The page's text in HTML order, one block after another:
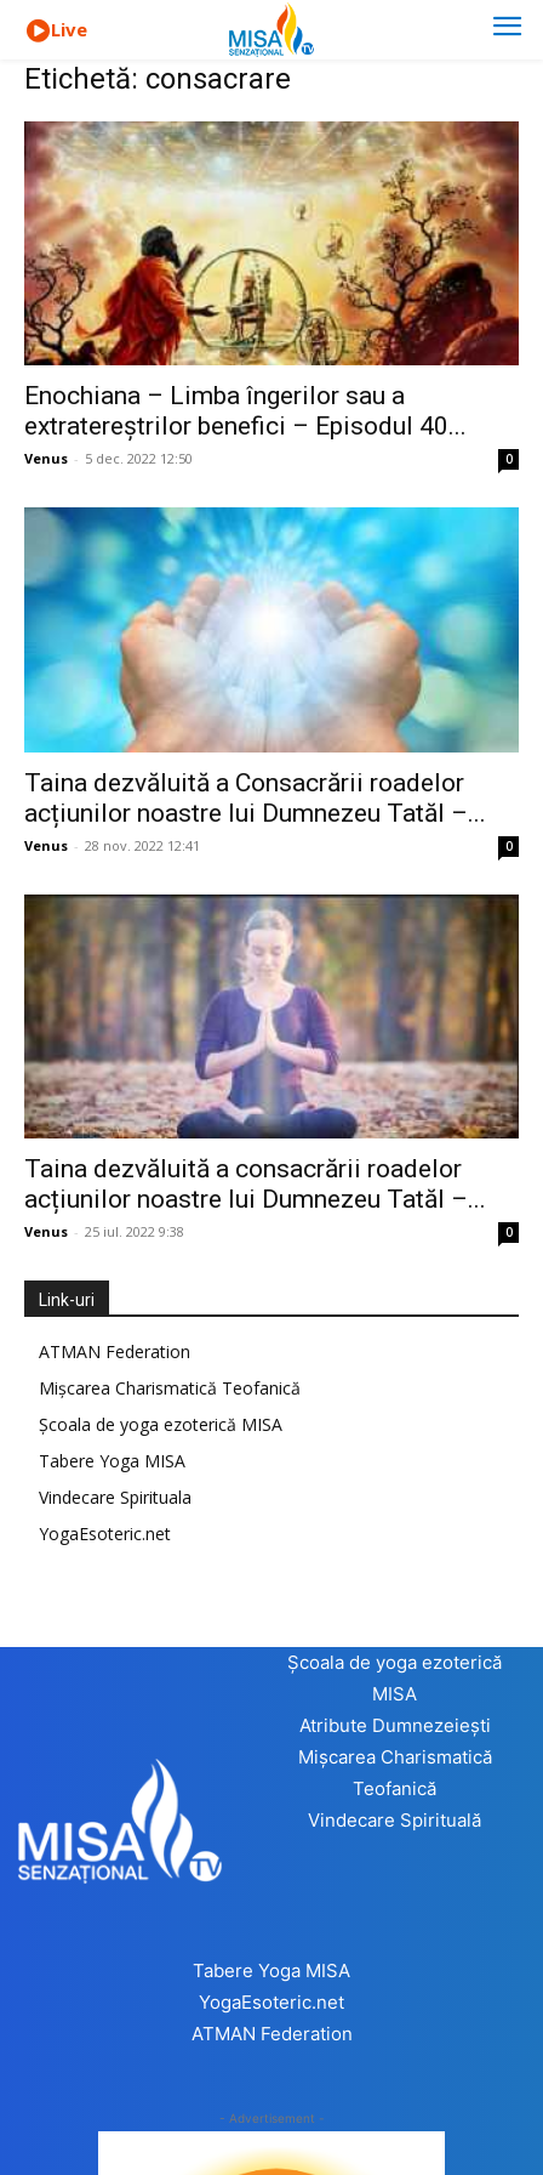
Live
Etichetă: consacrare
Enochiana – Limba îngerilor sau a
extratereștrilor benefici – Episodul 40...
Venus - 5 dec. 2022 12:50 0
Taina dezvăluită a Consacrării roadelor
acțiunilor noastre lui Dumnezeu Tatăl –...
Venus - 28 nov. 2022 12:41 0
Taina dezvăluită a consacrării roadelor
acțiunilor noastre lui Dumnezeu Tatăl –...
Venus - 25 iul. 2022 9:38 0
Link-uri
ATMAN Federation
Mișcarea Charismatică Teofanică
Școala de yoga ezoterică MISA
Tabere Yoga MISA
Vindecare Spirituala
YogaEsoteric.net
Școala de yoga ezoterică
MISA
Atribute Dumnezeiești
Mișcarea Charismatică
Teofanică
Vindecare Spirituală
Tabere Yoga MISA
YogaEsoteric.net
ATMAN Federation
- Advertisement -